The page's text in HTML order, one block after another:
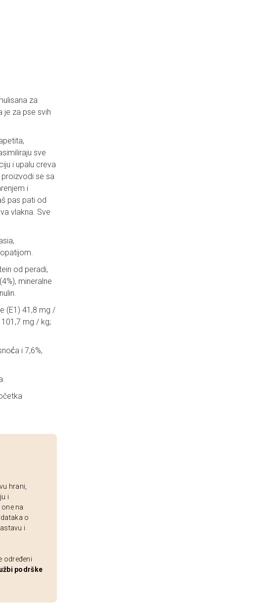
za
je za pse svih
sve
i upalu creva
proizvodi se sa
i
pas pati od
vlakna. Sve
od peradi,
mineralne
(E1) 41,8 mg /
mg / kg;
i 7,6%,
hrani,
i
na
o
i
određeni
podrške